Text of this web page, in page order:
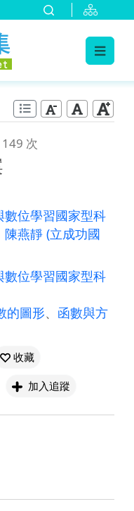
次
數位學習國家型科
陳燕靜 (立成功國
數位學習國家型科
的圖形、 函數與方
收藏
加入追蹤